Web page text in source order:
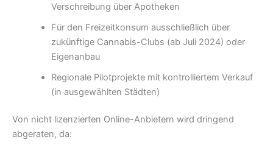
Verschreibung über Apotheken
Für den Freizeitkonsum ausschließlich über
zukünftige Cannabis-Clubs (ab Juli 2024) oder
Eigenanbau
Regionale Pilotprojekte mit kontrolliertem Verkauf
(in ausgewählten Städten)
Von nicht lizenzierten Online-Anbietern wird dringend
abgeraten, da: